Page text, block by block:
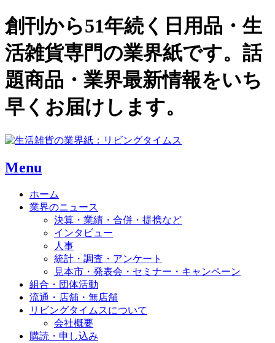
創刊から51年続く日用品・生
活雑貨専門の業界紙です。話
題商品・業界最新情報をいち
早くお届けします。
Menu
ホーム
業界のニュース
決算・業績・合併・提携など
インタビュー
人事
統計・調査・アンケート
見本市・発表会・セミナー・キャンペーン
組合・団体活動
流通・店舗・無店舗
リビングタイムスについて
会社概要
購読・申し込み